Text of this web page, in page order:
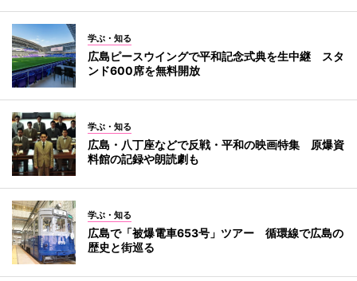
学ぶ・知る
広島ピースウイングで平和記念式典を生中継 スタ
ンド600席を無料開放
学ぶ・知る
広島・八丁座などで反戦・平和の映画特集 原爆資
料館の記録や朗読劇も
学ぶ・知る
広島で「被爆電車653号」ツアー 循環線で広島の
歴史と街巡る